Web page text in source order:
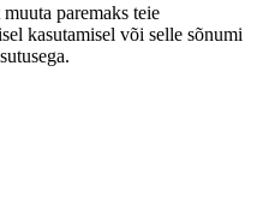
paremaks teie
kasutamisel või selle sõnumi